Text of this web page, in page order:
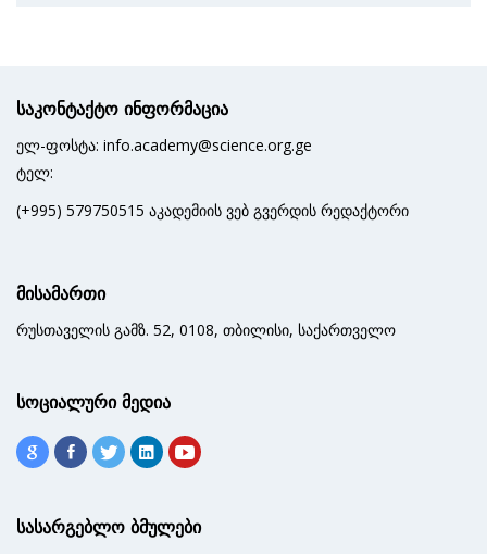
საკონტაქტო ინფორმაცია
ელ-ფოსტა: info.academy@science.org.ge
ტელ:
(+995) 579750515 აკადემიის ვებ გვერდის რედაქტორი
მისამართი
რუსთაველის გამზ. 52, 0108, თბილისი, საქართველო
სოციალური მედია
სასარგებლო ბმულები